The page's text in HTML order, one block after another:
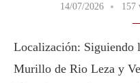
14/07/2026 157
Localización: Siguiendo
Murillo de Rio Leza y